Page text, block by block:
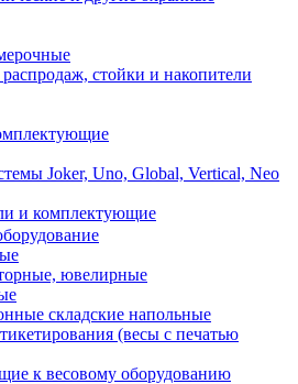
стойки и накопители
Joker, Uno, Global, Vertical, Neo
и комплектующие
ювелирные
складские напольные
(весы с печатью
к весовому оборудованию